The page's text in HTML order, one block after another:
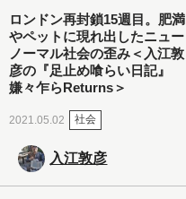
ロンドン再封鎖15週目。肥満
やペットに現れ出したニュー
ノーマル社会の歪み＜入江敦
彦の『足止め喰らい日記』
嫌々乍らReturns＞
2021.05.02 社会
入江敦彦